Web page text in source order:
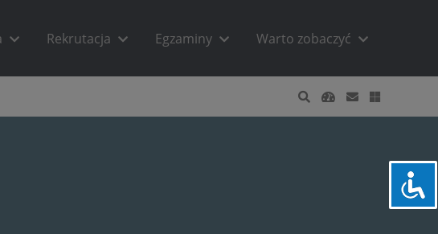
Rekrutacja Egzaminy Warto zobaczyć